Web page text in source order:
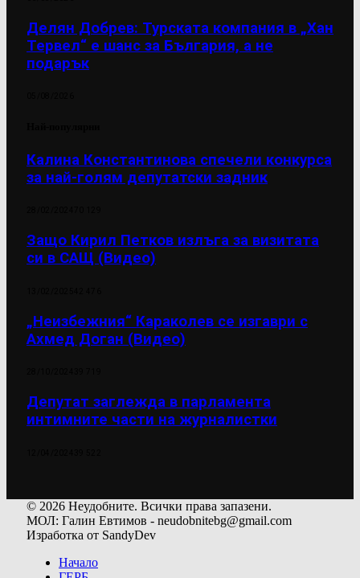
Делян Добрев: Турската компания в „Хан
Тервел“ е шанс за България, а не
подарък
Калина Константинова спечели конкурса
за най-голям депутатски задник
Защо Кирил Петков излъга за визитата
си в САЩ (Видео)
„Неизбежния“ Караколев се изгаври с
Ахмед Доган (Видео)
Депутат заглежда в парламента
интимните части на журналистки
© 2026 Неудобните. Всички права запазени.
МОЛ: Галин Евтимов - neudobnitebg@gmail.com
Изработка от SandyDev
Начало